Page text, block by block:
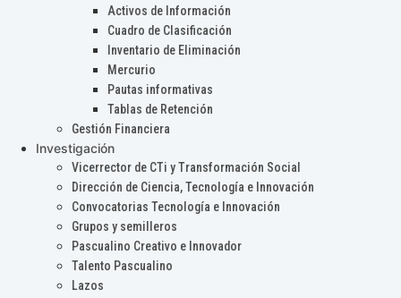
Activos de Información
Cuadro de Clasificación
Inventario de Eliminación
Mercurio
Pautas informativas
Tablas de Retención
Gestión Financiera
Investigación
Vicerrector de CTi y Transformación Social
Dirección de Ciencia, Tecnología e Innovación
Convocatorias Tecnología e Innovación
Grupos y semilleros
Pascualino Creativo e Innovador
Talento Pascualino
Lazos